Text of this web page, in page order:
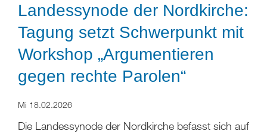
Landessynode der Nordkirche:
Tagung setzt Schwerpunkt mit
Workshop „Argumentieren
gegen rechte Parolen“
Mi 18.02.2026
Die Landessynode der Nordkirche befasst sich auf